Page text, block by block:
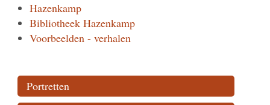
Hazenkamp
Bibliotheek Hazenkamp
Voorbeelden - verhalen
Portretten